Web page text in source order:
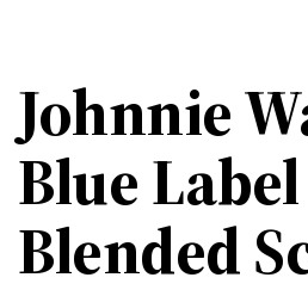
Johnnie
Blue Label
Blended